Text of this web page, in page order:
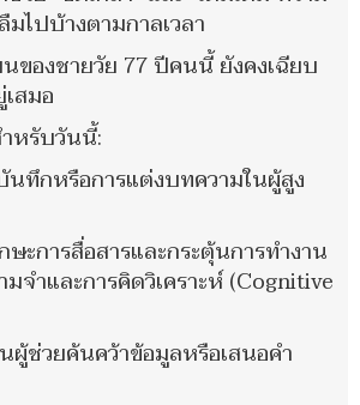
ไปบ้างตามกาลเวลา
นของชายวัย 77 ปีคนนี้ ยังคงเฉียบ
สมอ
หรับวันนี้:
นทึกหรือการแต่งบทความในผู้สูง
ะการสื่อสารและกระตุ้นการทำงาน
จำและการคิดวิเคราะห์ (Cognitive
ผู้ช่วยค้นคว้าข้อมูลหรือเสนอคำ